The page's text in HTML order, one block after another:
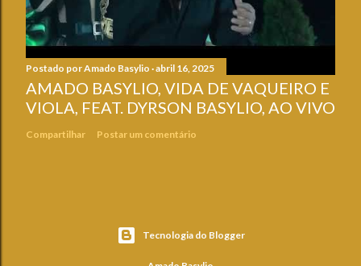
Postado porAmado Basylio abril 16, 2025
AMADO BASYLIO, VIDA DE VAQUEIRO E
VIOLA, FEAT. DYRSON BASYLIO, AO VIVO
Compartilhar Postar um comentário
Tecnologia do Blogger